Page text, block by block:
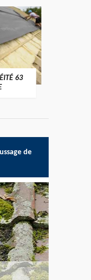
63
de